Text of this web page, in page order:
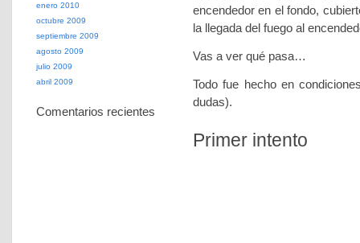
encendedor en el fondo,
la llegada del fuego al
Vas a ver qué pasa…
Todo fue hecho en
dudas).
Primer intento
enero 2010
octubre 2009
septiembre 2009
agosto 2009
julio 2009
abril 2009
Comentarios recientes